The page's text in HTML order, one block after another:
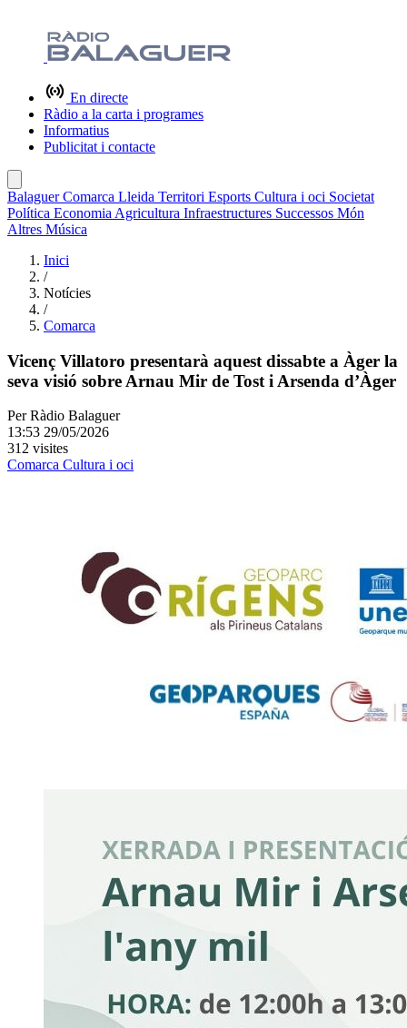
En directe
Ràdio a la carta i programes
Informatius
Publicitat i contacte
BalaguerComarca Lleida Territori Esports Cultura i oci Societat
Política Economia Agricultura Infraestructures Successos Món
Altres Música
Inici
/
Notícies
/
Comarca
Vicenç Villatoro presentarà aquest dissabte a Àger la
seva visió sobre Arnau Mir de Tost i Arsenda d’Àger
Per Ràdio Balaguer
13:53 29/05/2026
312 visites
Comarca Cultura i oci